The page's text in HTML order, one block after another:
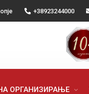
+38923244000
ОРГАНИЗИРАЊЕ